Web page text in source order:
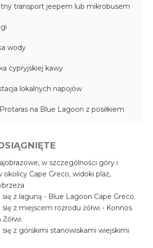
transport jeepem lub mikrobusem
wody
cypryjskiej kawy
lokalnych napojów
na Blue Lagoon z posiłkiem
w szczególności góry i
okolicy Cape Greco, widoki plaż,
z laguną - Blue Lagoon Cape Greco.
z miejscem rozrodu żółwi - Konnos
się z górskimi stanowiskami wiejskimi